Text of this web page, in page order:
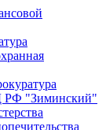
РФ "Зиминский"